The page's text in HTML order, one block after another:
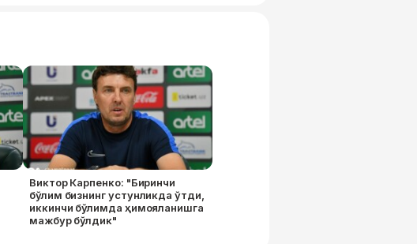
Виктор Карпенко: "Биринчи
бўлим бизнинг устунликда ўтди,
иккинчи бўлимда ҳимояланишга
мажбур бўлдик"